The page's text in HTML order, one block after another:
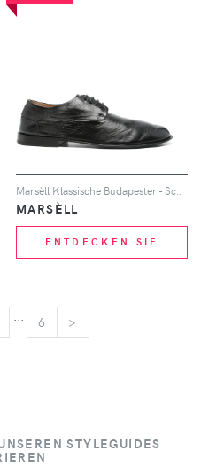
MARSÈLL
ENTDECKEN SIE
6 >
STYLEGUIDES